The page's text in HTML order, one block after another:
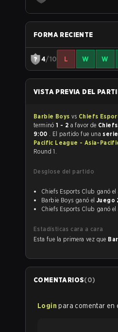
FORMA RECIENTE
4/10 L W W
VISTA PREVIA DEL
Barbie Boys vs Chiefs
terminó1 - 2 a favor de
9:00 . El partido fue una
Pacific League - Asia-
Round 1.
Desglose del partido
Chiefs Esports Club ganó el
Barbie Boys ganó el Juego
Chiefs Esports Club ganó el
Estadísticas cara a cara
Esta fue la primera vez que
COMENTARIOS(0)
Login para comentar en